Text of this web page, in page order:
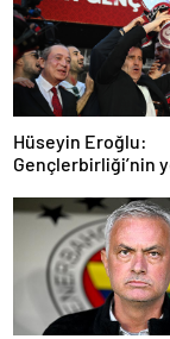
Hüseyin Eroğlu:
Gençlerbirliği’nin